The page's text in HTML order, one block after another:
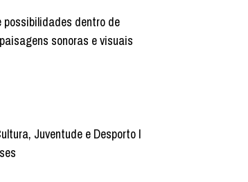
dentro de
sonoras e visuais
Juventude e Desporto I